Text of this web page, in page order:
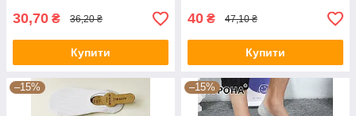
30,70 ₴ 36,20 ₴
Купити
40 ₴ 47,10 ₴
Купити
–15% –15%